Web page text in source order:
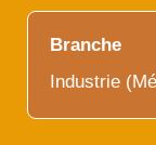
Branche
Industrie